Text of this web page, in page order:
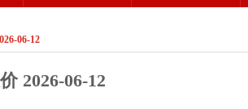
06-12
2026-06-12